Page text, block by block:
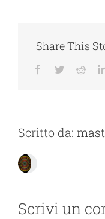
Share This
Facebook
Twitter
Scritto da:
Scrivi un